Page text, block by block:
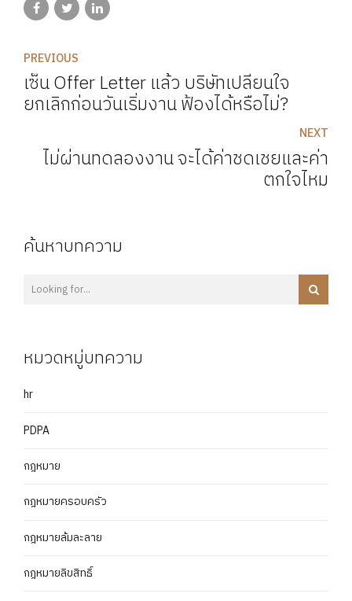
PREVIOUS
เซ็น Offer Letter แล้ว บริษัทเปลี่ยนใจ
ยกเลิกก่อนวันเริ่มงาน ฟ้องได้หรือไม่?
NEXT
ไม่ผ่านทดลองงาน จะได้ค่าชดเชยและค่า
ตกใจไหม
ค้นหาบทความ
หมวดหมู่บทความ
hr
PDPA
กฎหมาย
กฎหมายครอบครัว
กฎหมายล้มละลาย
กฎหมายลิขสิทธิ์